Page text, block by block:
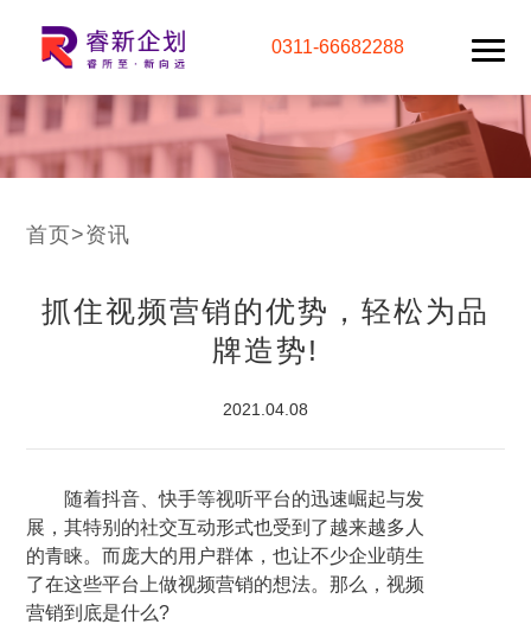
0311-66682288
首页>资讯
抓住视频营销的优势，轻松为品
牌造势!
2021.04.08
随着抖音、快手等视听平台的迅速崛起与发
展，其特别的社交互动形式也受到了越来越多人
的青睐。而庞大的用户群体，也让不少企业萌生
了在这些平台上做视频营销的想法。那么，视频
营销到底是什么?